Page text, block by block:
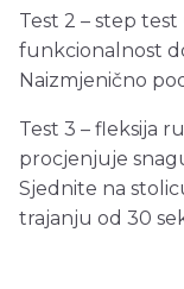
Test 2 – step
funkcionalnost
Naizmjenično
Test 3 – fleksija
procjenjuje
Sjednite na
trajanju od 30